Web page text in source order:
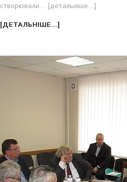
створювали... [детальніше...]
[ДЕТАЛЬНІШЕ...]